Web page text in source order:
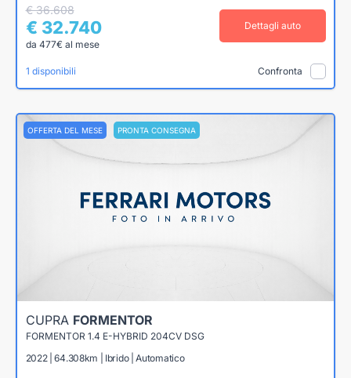
€ 36.608
€ 32.740
da 477€ al mese
Dettagli auto
1 disponibili Confronta
OFFERTA DEL MESE PRONTA CONSEGNA
CUPRA FORMENTOR
FORMENTOR 1.4 E-HYBRID 204CV DSG
2022 | 64.308km | Ibrido | Automatico